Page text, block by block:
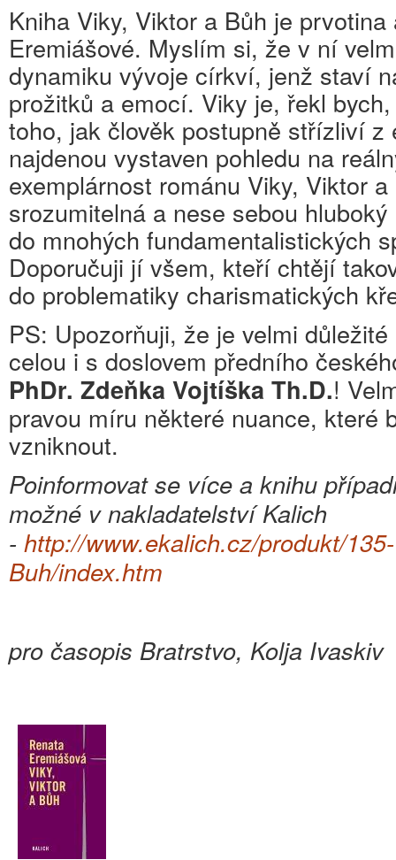
Kniha Viky, Viktor a Bůh je
Eremiášové. Myslím si, že v ní
dynamiku vývoje církví, jenž staví
prožitků a emocí. Viky je, řekl
toho, jak člověk postupně střízliví z
najdenou vystaven pohledu na
exemplárnost románu Viky, Viktor
srozumitelná a nese sebou
do mnohých fundamentalistických
Doporučuji jí všem, kteří chtějí
do problematiky charismatických
PS: Upozorňuji, že je velmi
celou i s doslovem předního
PhDr. Zdeňka Vojtíška Th.D.!
pravou míru některé nuance, které
vzniknout.
Poinformovat se více a knihu
možné v nakladatelství Kalich
- http://www.ekalich.cz/produkt/
Buh/index.htm
pro časopis Bratrstvo, Kolja Ivaskiv